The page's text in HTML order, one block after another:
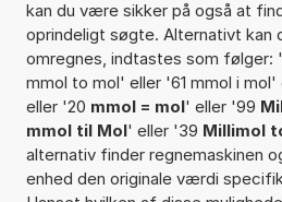
kan du være sikker på også at
oprindeligt søgte. Alternativt kan
omregnes, indtastes som følger:
mmol to mol' eller '61 mmol i mol'
eller '20 mmol = mol' eller '99
mmol til Mol' eller '39 Millimol
alternativ finder regnemaskinen
enhed den originale værdi